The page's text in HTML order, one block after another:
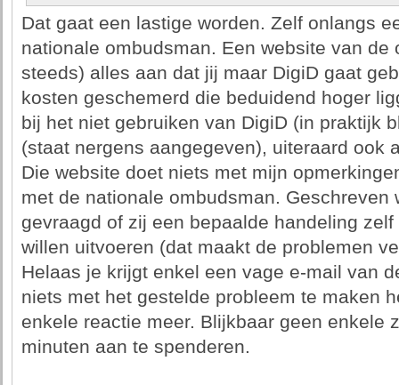
Dat gaat een lastige worden. Zelf onlangs
nationale ombudsman. Een website van de
steeds) alles aan dat jij maar DigiD gaat
kosten geschemerd die beduidend hoger
bij het niet gebruiken van DigiD (in praktijk
(staat nergens aangegeven), uiteraard ook
Die website doet niets met mijn
met de nationale ombudsman. Geschreven
gevraagd of zij een bepaalde handeling
willen uitvoeren (dat maakt de problemen
Helaas je krijgt enkel een vage e-mail van
niets met het gestelde probleem te maken
enkele reactie meer. Blijkbaar geen enkele
minuten aan te spenderen.